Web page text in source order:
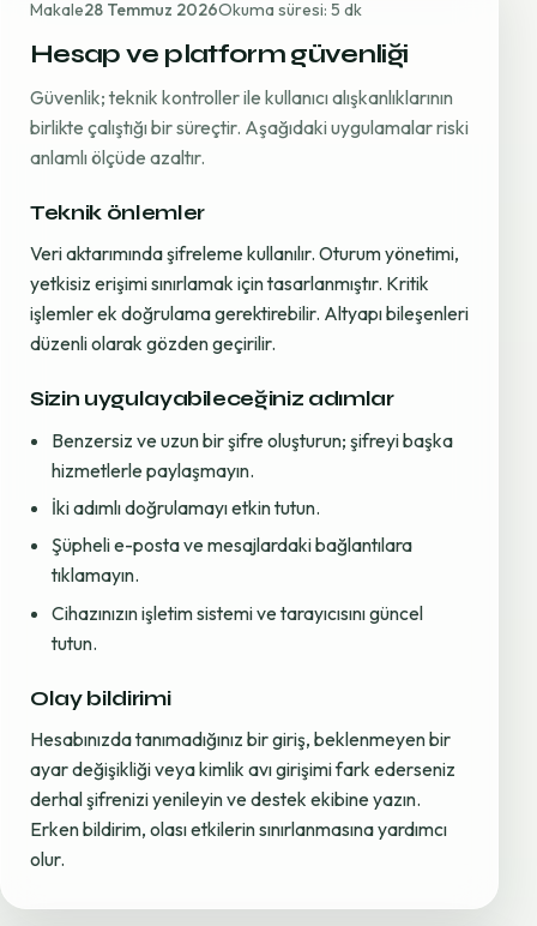
Makale28 Temmuz 2026Okuma süresi: 5 dk
Hesap ve platform güvenliği
Güvenlik; teknik kontroller ile kullanıcı alışkanlıklarının
birlikte çalıştığı bir süreçtir. Aşağıdaki uygulamalar riski
anlamlı ölçüde azaltır.
Teknik önlemler
Veri aktarımında şifreleme kullanılır. Oturum yönetimi,
yetkisiz erişimi sınırlamak için tasarlanmıştır. Kritik
işlemler ek doğrulama gerektirebilir. Altyapı bileşenleri
düzenli olarak gözden geçirilir.
Sizin uygulayabileceğiniz adımlar
Benzersiz ve uzun bir şifre oluşturun; şifreyi başka
hizmetlerle paylaşmayın.
İki adımlı doğrulamayı etkin tutun.
Şüpheli e-posta ve mesajlardaki bağlantılara
tıklamayın.
Cihazınızın işletim sistemi ve tarayıcısını güncel
tutun.
Olay bildirimi
Hesabınızda tanımadığınız bir giriş, beklenmeyen bir
ayar değişikliği veya kimlik avı girişimi fark ederseniz
derhal şifrenizi yenileyin ve destek ekibine yazın.
Erken bildirim, olası etkilerin sınırlanmasına yardımcı
olur.